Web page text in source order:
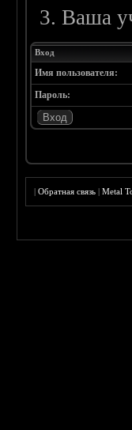
Ваша
Вход
Имя пользователя:
Пароль:
|Обратная связь |Metal